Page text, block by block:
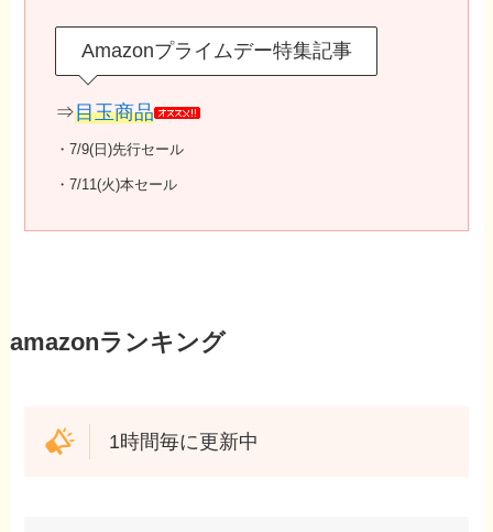
Amazonプライムデー特集記事
⇒目玉商品
・7/9(日)先行セール
・7/11(火)本セール
amazonランキング
1時間毎に更新中